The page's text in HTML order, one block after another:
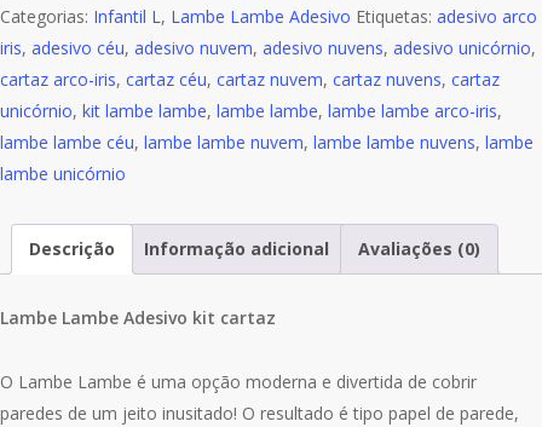
Unicórnio
Categorias: Infantil L, Lambe Lambe Adesivo Etiquetas: adesivo arco
iris, adesivo céu, adesivo nuvem, adesivo nuvens, adesivo unicórnio,
cartaz arco-iris, cartaz céu, cartaz nuvem, cartaz nuvens, cartaz
unicórnio, kit lambe lambe, lambe lambe, lambe lambe arco-iris,
lambe lambe céu, lambe lambe nuvem, lambe lambe nuvens, lambe
lambe unicórnio
Descrição Informação adicional Avaliações (0)
Lambe Lambe Adesivo kit cartaz
O Lambe Lambe é uma opção moderna e divertida de cobrir
paredes de um jeito inusitado! O resultado é tipo papel de parede,